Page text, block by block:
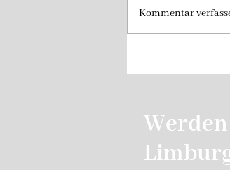
Kommentar